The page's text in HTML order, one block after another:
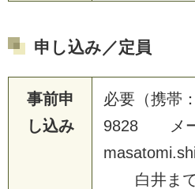
申し込み／定員
事前申
し込み
必要（携帯
9828 メー
白井まで